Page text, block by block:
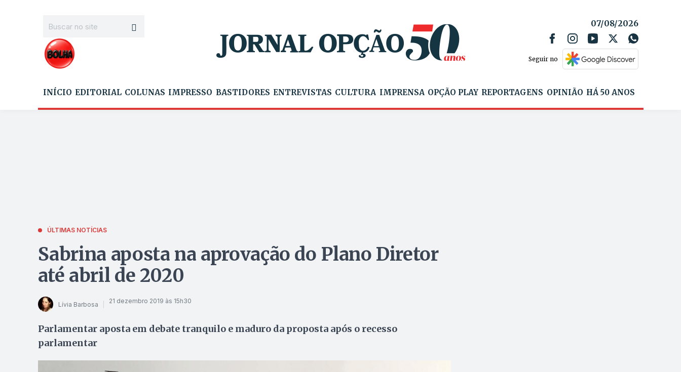
07/08/2026
Seguir no
INÍCIO EDITORIAL COLUNAS IMPRESSO BASTIDORES ENTREVISTAS CULTURA IMPRENSA OPÇÃO PLAY REPORTAGENS OPINIÃO HÁ 50 ANOS
ÚLTIMAS NOTÍCIAS
Sabrina aposta na aprovação do Plano Diretor
até abril de 2020
Lívia Barbosa 21 dezembro 2019 às 15h30
Parlamentar aposta em debate tranquilo e maduro da proposta após o recesso
parlamentar